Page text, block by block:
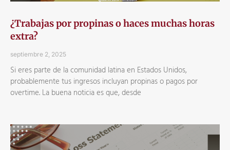
¿Trabajas por propinas o haces muchas horas
extra?
septiembre 2, 2025
Si eres parte de la comunidad latina en Estados Unidos,
probablemente tus ingresos incluyan propinas o pagos por
overtime. La buena noticia es que, desde